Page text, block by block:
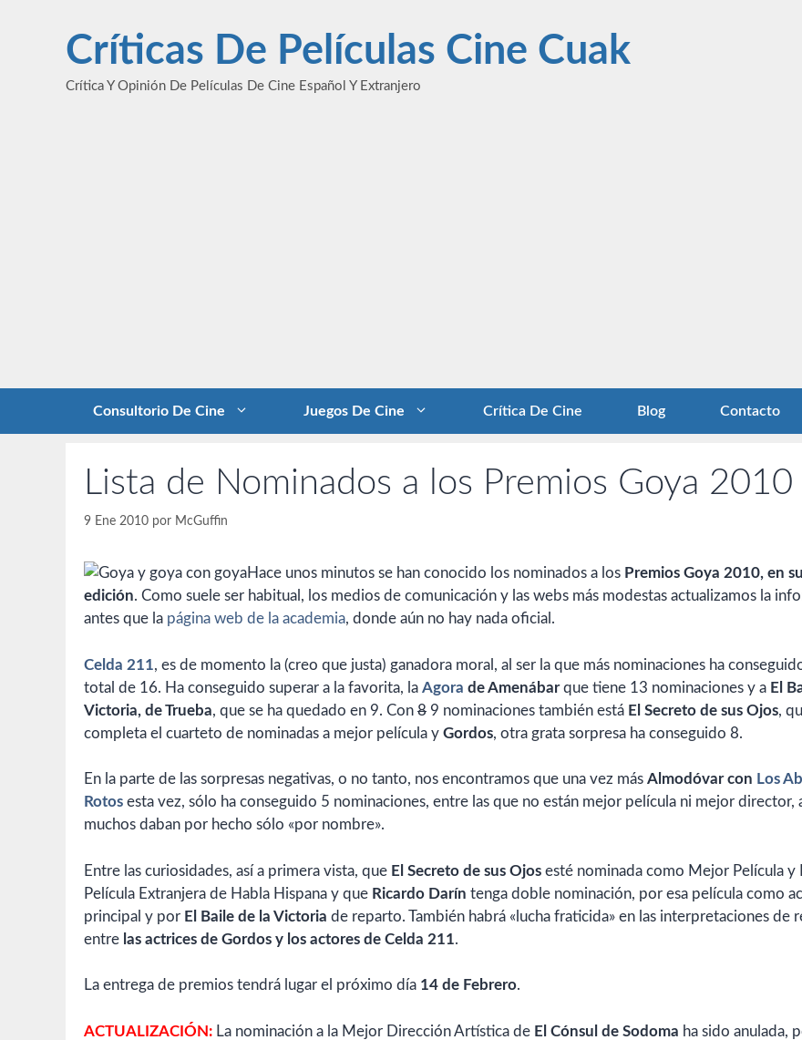
contenidoCríticas De Películas Cine Cuak
Crítica Y Opinión De Películas De Cine Español Y Extranjero
Consultorio De Cine Juegos De Cine Crítica De Cine Blog Contacto
Lista de Nominados a los Premios Goya 2010
9 Ene 2010 por McGuffin
Hace unos minutos se han conocido los nominados a los Premios Goya 2010, en
edición. Como suele ser habitual, los medios de comunicación y las webs más modestas actualizamos la
antes que la página web de la academia, donde aún no hay nada oficial.
Celda 211, es de momento la (creo que justa) ganadora moral, al ser la que más nominaciones ha
total de 16. Ha conseguido superar a la favorita, la Agora de Amenábarque tiene 13 nominaciones y a El
Victoria, de Trueba, que se ha quedado en 9. Con 8 9 nominaciones también está El Secreto de sus Ojos,
completa el cuarteto de nominadas a mejor película y Gordos, otra grata sorpresa ha conseguido 8.
En la parte de las sorpresas negativas, o no tanto, nos encontramos que una vez más Almodóvar con Los
Rotos esta vez, sólo ha conseguido 5 nominaciones, entre las que no están mejor película ni mejor director,
muchos daban por hecho sólo «por nombre».
Entre las curiosidades, así a primera vista, que El Secreto de sus Ojos esté nominada como Mejor Película y
Película Extranjera de Habla Hispana y que Ricardo Darín tenga doble nominación, por esa película como
principal y por El Baile de la Victoria de reparto. También habrá «lucha fraticida» en las interpretaciones de
entre las actrices de Gordos y los actores de Celda 211.
La entrega de premios tendrá lugar el próximo día 14 de Febrero.
ACTUALIZACIÓN: La nominación a la Mejor Dirección Artística de El Cónsul de Sodoma ha sido anulada,